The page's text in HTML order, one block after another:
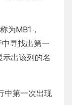
为MB1，
寻找出第一
出该列的名
中第一次出现